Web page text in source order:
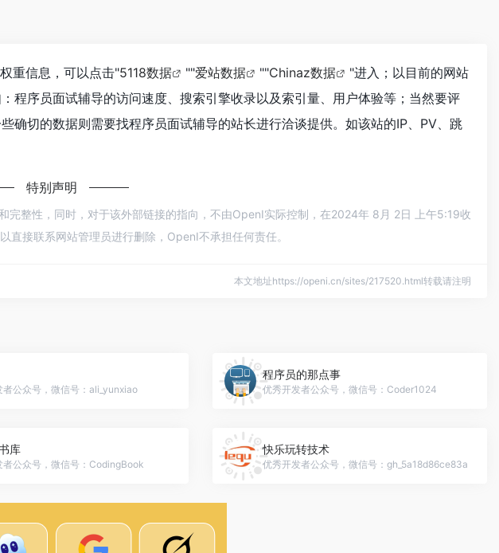
重信息，可以点击"5118数据 ""爱站数据 ""Chinaz数据
"进入；以目前的网站
程序员面试辅导的访问速度、搜索引擎收录以及索引量、用户体验等；当然要评
确切的数据则需要找程序员面试辅导的站长进行洽谈提供。如该站的IP、PV、跳
特别声明
整性，同时，对于该外部链接的指向，不由OpenI实际控制，在2024年 8月 2日 上午5:19收
接联系网站管理员进行删除，OpenI不承担任何责任。
本文地址https://openi.cn/sites/217520.html转载请注明
者公众号，微信号：ali_yunxiao
程序员的那点事
优秀开发者公众号，微信号：Coder1024
库
者公众号，微信号：CodingBook
快乐玩转技术
优秀开发者公众号，微信号：gh_5a18d86ce83a